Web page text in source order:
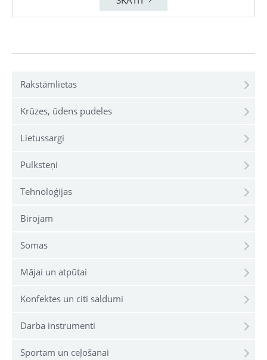
Rakstāmlietas
Krūzes, ūdens pudeles
Lietussargi
Pulksteņi
Tehnoloģijas
Birojam
Somas
Mājai un atpūtai
Konfektes un citi saldumi
Darba instrumenti
Sportam un ceļošanai